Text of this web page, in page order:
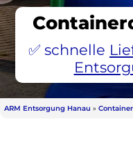
schnelle
ARM Entsorgung Hanau »